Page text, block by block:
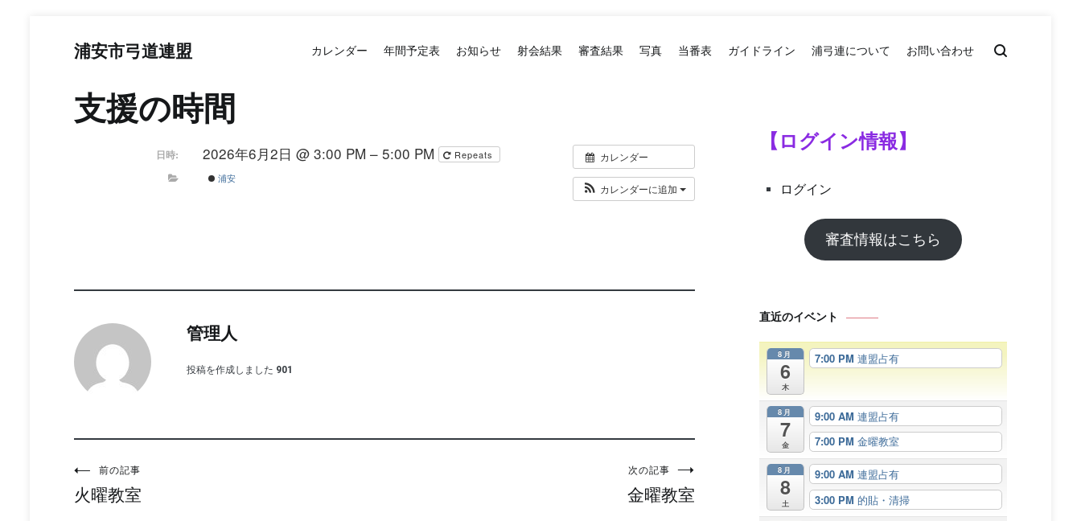
浦安市弓道連盟 カレンダー 年間予定表 お知らせ 射会結果 審査結果 写真 当番表 ガイドライン 浦弓連について お問い合わせ
支援の時間
カレンダー
カレンダーに追加
日時: 2026年6月2日 @ 3:00 PM – 5:00 PM
Repeats
浦安
管理人
投稿を作成しました 901
投
稿
前の記事
火曜教室
次の記事
金曜教室
【ログイン情報】
ログイン
審査情報はこちら
直近のイベント
8月
6
木
7:00 PM 連盟占有
8月
7
金
9:00 AM 連盟占有
7:00 PM 金曜教室
8月
8
土
9:00 AM 連盟占有
3:00 PM 的貼・清掃